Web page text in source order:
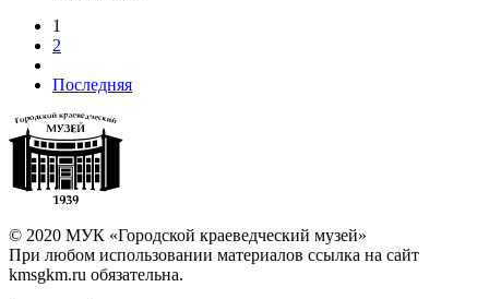
1
2
Последняя
© 2020 МУК «Городской краеведческий музей»
При любом использовании материалов ссылка на сайт
kmsgkm.ru обязательна.